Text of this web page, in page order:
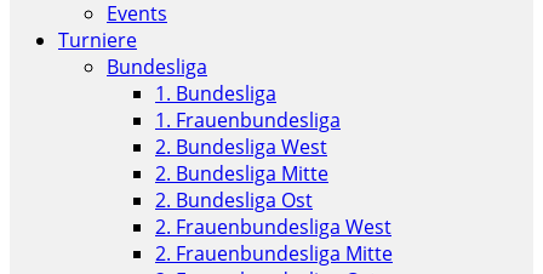
Events
Turniere
Bundesliga
1. Bundesliga
1. Frauenbundesliga
2. Bundesliga West
2. Bundesliga Mitte
2. Bundesliga Ost
2. Frauenbundesliga West
2. Frauenbundesliga Mitte